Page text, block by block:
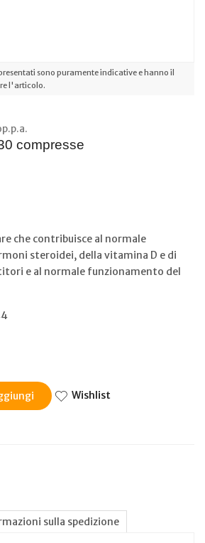
sono puramente indicative e hanno il
l'articolo.
compresse
che contribuisce al normale
steroidei, della vitamina D e di
e al normale funzionamento del
Wishlist
sulla spedizione